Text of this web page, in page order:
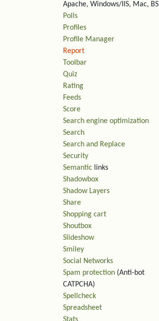
Apache, Windows/IIS, Mac,
Polls
Profiles
Profile Manager
Report
Toolbar
Quiz
Rating
Feeds
Score
Search engine optimization
Search
Search and Replace
Security
Semantic links
Shadowbox
Shadow Layers
Share
Shopping cart
Shoutbox
Slideshow
Smiley
Social Networks
Spam protection (Anti-bot
CATPCHA)
Spellcheck
Spreadsheet